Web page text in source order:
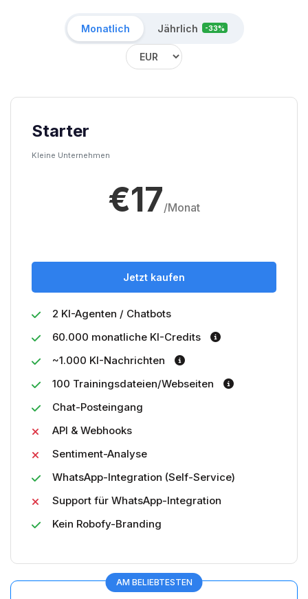
Monatlich Jährlich -33%
Starter
Kleine Unternehmen
€17/Monat
Jetzt kaufen
2 KI-Agenten / Chatbots
60.000 monatliche KI-Credits
~1.000 KI-Nachrichten
100 Trainingsdateien/Webseiten
Chat-Posteingang
API & Webhooks
Sentiment-Analyse
WhatsApp-Integration (Self-Service)
Support für WhatsApp-Integration
Kein Robofy-Branding
AM BELIEBTESTEN